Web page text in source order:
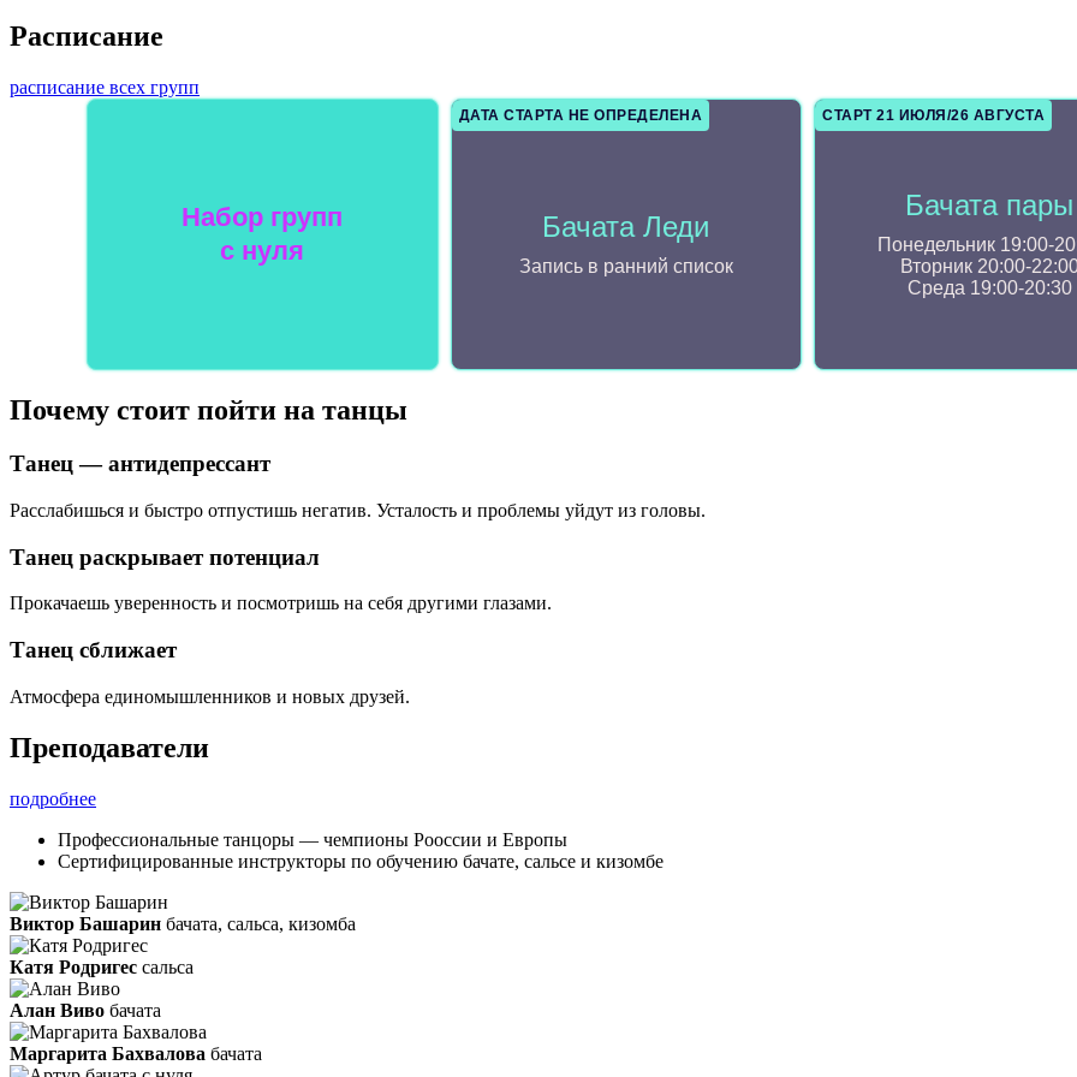
Расписание
расписание всех групп
Набор групп
с нуля
ДАТА СТАРТА НЕ ОПРЕДЕЛЕНА
Бачата Леди
Запись в ранний список
СТАРТ 21 ИЮЛЯ/26 АВГУСТА
Бачата пары
Понедельник 19:00-
Вторник 20:00-
Среда 19:00-20:30
Почему стоит пойти на танцы
Танец — антидепрессант
Расслабишься и быстро отпустишь негатив. Усталость и проблемы уйдут из головы.
Танец раскрывает потенциал
Прокачаешь уверенность и посмотришь на себя другими глазами.
Танец сближает
Атмосфера единомышленников и новых друзей.
Преподаватели
подробнее
Профессиональные танцоры — чемпионы Рооссии и Европы
Сертифицированные инструкторы по обучению бачате, сальсе и кизомбе
Виктор Башарин бачата, сальса, кизомба
Катя Родригес сальса
Алан Виво бачата
Маргарита Бахвалова бачата